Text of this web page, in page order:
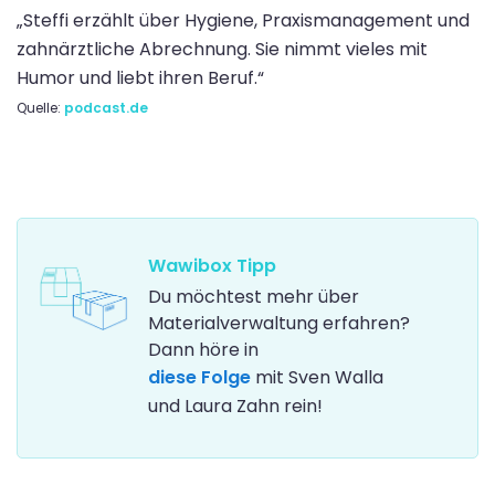
„Steffi erzählt über Hygiene, Praxismanagement und
zahnärztliche Abrechnung. Sie nimmt vieles mit
Humor und liebt ihren Beruf.“
Quelle: podcast.de
Wawibox Tipp
Du möchtest mehr über
Materialverwaltung erfahren?
Dann höre in
diese Folge mit Sven Walla
und Laura Zahn rein!